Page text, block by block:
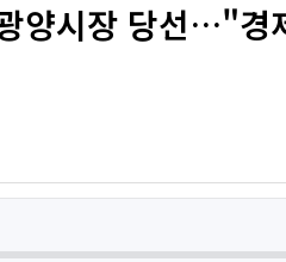
양시장 당선…"경